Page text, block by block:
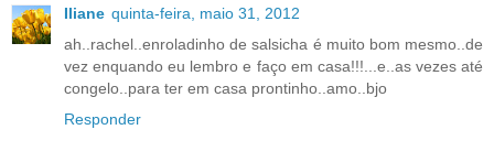
Iliane quinta-feira, maio 31, 2012
ah..rachel..enroladinho de salsicha é muito bom mesmo..de
vez enquando eu lembro e faço em casa!!!...e..as vezes até
congelo..para ter em casa prontinho..amo..bjo
Responder